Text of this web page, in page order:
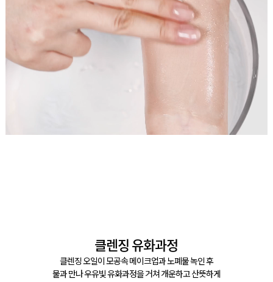
클렌징 유화과정
클렌징 오일이 모공속 메이크업과 노폐물 녹인 후
물과 만나 우유빛 유화과정을 거쳐 개운하고 산뜻하게